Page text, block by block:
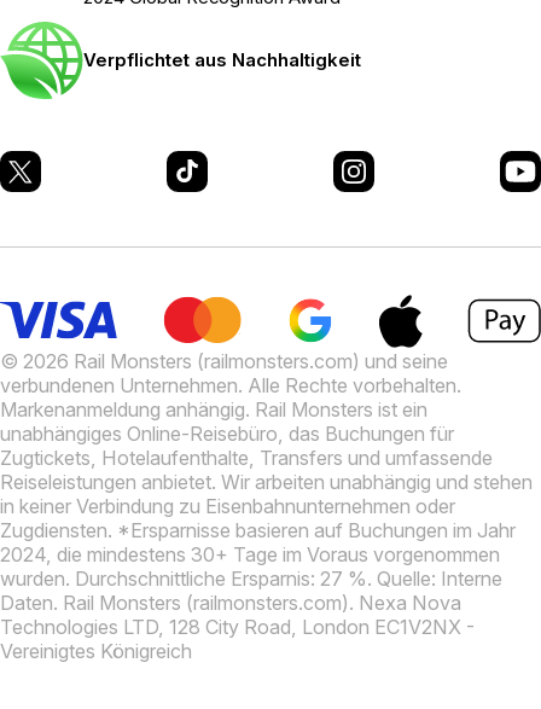
Verpflichtet aus Nachhaltigkeit
© 2026 Rail Monsters (railmonsters.com) und seine
verbundenen Unternehmen. Alle Rechte vorbehalten.
Markenanmeldung anhängig. Rail Monsters ist ein
unabhängiges Online-Reisebüro, das Buchungen für
Zugtickets, Hotelaufenthalte, Transfers und umfassende
Reiseleistungen anbietet. Wir arbeiten unabhängig und stehen
in keiner Verbindung zu Eisenbahnunternehmen oder
Zugdiensten. *Ersparnisse basieren auf Buchungen im Jahr
2024, die mindestens 30+ Tage im Voraus vorgenommen
wurden. Durchschnittliche Ersparnis: 27 %. Quelle: Interne
Daten. Rail Monsters (railmonsters.com). Nexa Nova
Technologies LTD, 128 City Road, London EC1V2NX -
Vereinigtes Königreich